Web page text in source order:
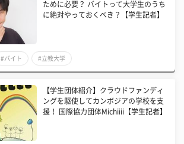
ために必要？ バイトって大学生のうち
に絶対やっておくべき？【学生記者】
#バイト #立教大学
【学生団体紹介】クラウドファンディ
ングを駆使してカンボジアの学校を支
援！ 国際協力団体Michiiii【学生記者】